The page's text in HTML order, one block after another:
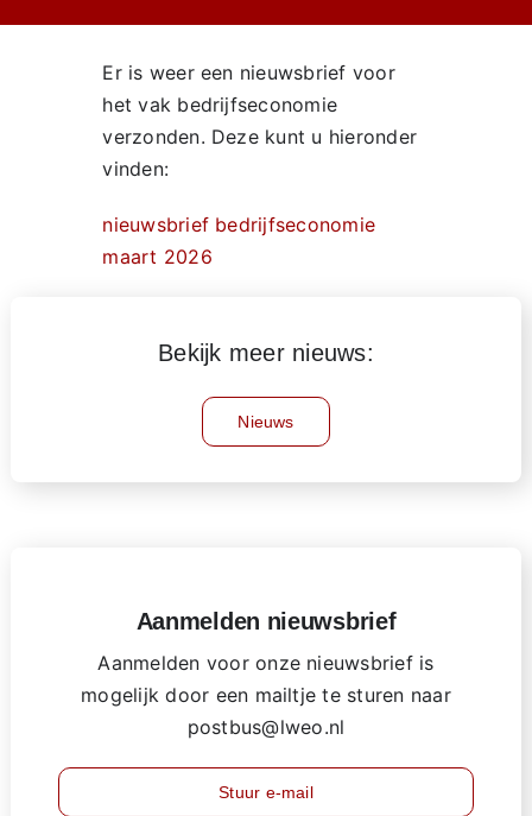
Er is weer een nieuwsbrief voor
het vak bedrijfseconomie
verzonden. Deze kunt u hieronder
vinden:
nieuwsbrief bedrijfseconomie
maart 2026
Bekijk meer nieuws:
Nieuws
Aanmelden nieuwsbrief
Aanmelden voor onze nieuwsbrief is
mogelijk door een mailtje te sturen naar
postbus@lweo.nl
Stuur e-mail